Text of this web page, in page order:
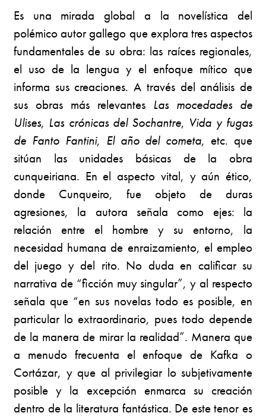
Es una mirada global a la novelística del
polémico autor gallego que explora tres aspectos
fundamentales de su obra: las raíces regionales,
el uso de la lengua y el enfoque mítico que
informa sus creaciones. A través del análisis de
sus obras más relevantes Las mocedades de
Ulises, Las crónicas del Sochantre, Vida y fugas
de Fanto Fantini, El año del cometa, etc. que
sitúan las unidades básicas de la obra
cunqueiriana. En el aspecto vital, y aún ético,
donde Cunqueiro, fue objeto de duras
agresiones, la autora señala como ejes: la
relación entre el hombre y su entorno, la
necesidad humana de enraizamiento, el empleo
del juego y del rito. No duda en calificar su
narrativa de “ficción muy singular”, y al respecto
señala que “en sus novelas todo es posible, en
particular lo extraordinario, pues todo depende
de la manera de mirar la realidad”. Manera que
a menudo frecuenta el enfoque de Kafka o
Cortázar, y que al privilegiar lo subjetivamente
posible y la excepción enmarca su creación
dentro de la literatura fantástica. De este tenor es